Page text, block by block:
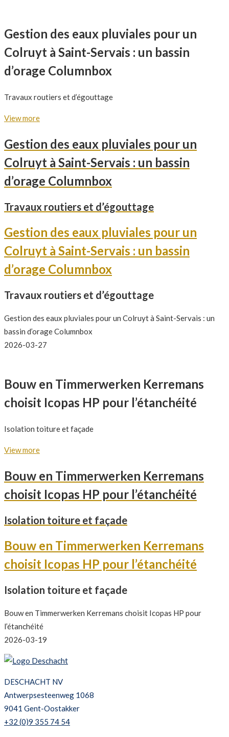
Gestion des eaux pluviales pour un
Colruyt à Saint-Servais : un bassin
d’orage Columnbox
Travaux routiers et d’égouttage
View more
Gestion des eaux pluviales pour un
Colruyt à Saint-Servais : un bassin
d’orage Columnbox
Travaux routiers et d’égouttage
Gestion des eaux pluviales pour un
Colruyt à Saint-Servais : un bassin
d’orage Columnbox
Travaux routiers et d’égouttage
Gestion des eaux pluviales pour un Colruyt à Saint-Servais : un
bassin d’orage Columnbox
2026-03-27
Bouw en Timmerwerken Kerremans
choisit Icopas HP pour l’étanchéité
Isolation toiture et façade
View more
Bouw en Timmerwerken Kerremans
choisit Icopas HP pour l’étanchéité
Isolation toiture et façade
Bouw en Timmerwerken Kerremans
choisit Icopas HP pour l’étanchéité
Isolation toiture et façade
Bouw en Timmerwerken Kerremans choisit Icopas HP pour
l’étanchéité
2026-03-19
DESCHACHT NV
Antwerpsesteenweg 1068
9041 Gent-Oostakker
+32 (0)9 355 74 54